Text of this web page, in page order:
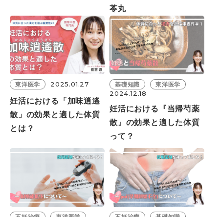
苓丸
東洋医学 2025.01.27
妊活における「加味逍遙
散」の効果と適した体質
とは？
基礎知識 東洋医学
2024.12.18
妊活における『当帰芍薬
散』の効果と適した体質
って？